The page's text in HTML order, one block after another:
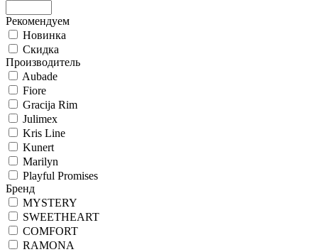
Рекомендуем
Новинка
Скидка
Производитель
Aubade
Fiore
Gracija Rim
Julimex
Kris Line
Kunert
Marilyn
Playful Promises
Бренд
MYSTERY
SWEETHEART
COMFORT
RAMONA